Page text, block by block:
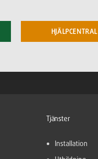
HJÄLPCENTRAL
Tjänster
Installation